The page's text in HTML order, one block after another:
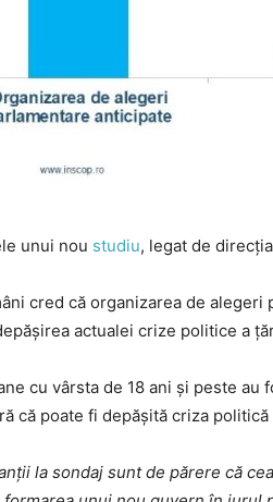
unui nou studiu, legat de
cred că organizarea de alegeri
actualei crize politice a
cu vârsta de 18 ani și peste au
că poate fi depășită criza politică
la sondaj sunt de părere că